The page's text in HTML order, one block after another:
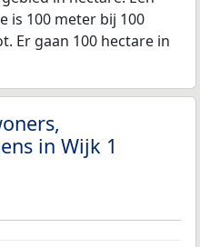
is 100 meter bij 100
Er gaan 100 hectare in
in Wijk 1